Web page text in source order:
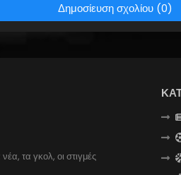
Δημοσίευση σχολίου (0)
τα γκολ, οι στιγμές